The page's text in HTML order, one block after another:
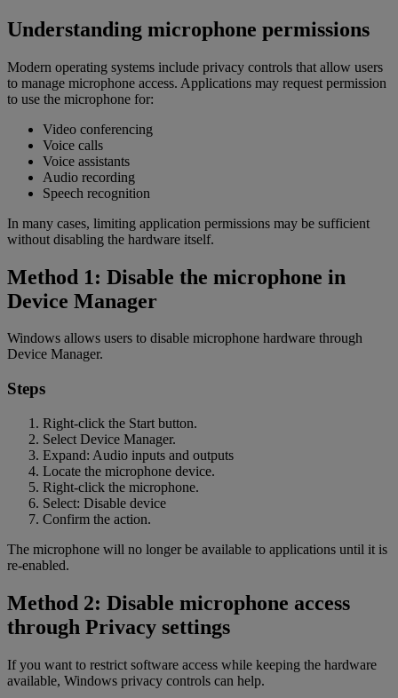
Understanding microphone permissions
Modern operating systems include privacy controls that allow users
to manage microphone access. Applications may request permission
to use the microphone for:
Video conferencing
Voice calls
Voice assistants
Audio recording
Speech recognition
In many cases, limiting application permissions may be sufficient
without disabling the hardware itself.
Method 1: Disable the microphone in
Device Manager
Windows allows users to disable microphone hardware through
Device Manager.
Steps
Right-click the Start button.
Select Device Manager.
Expand: Audio inputs and outputs
Locate the microphone device.
Right-click the microphone.
Select: Disable device
Confirm the action.
The microphone will no longer be available to applications until it is
re-enabled.
Method 2: Disable microphone access
through Privacy settings
If you want to restrict software access while keeping the hardware
available, Windows privacy controls can help.